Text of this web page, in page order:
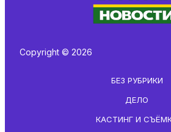
Copyright © 2026
БЕЗ РУБРИКИ
ДЕЛО
КАСТИНГ И